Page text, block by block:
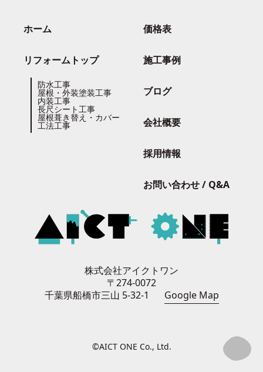
株式会社アイクトワン
〒274-0072
千葉県船橋市三山 5-32-1
Google Map
©AICT ONE Co., Ltd.
ホーム
リフォームトップ
防水工事
屋根・外装塗装工事
内装工事
長尺シート工事
屋根葺き替え・カバー
工法工事
価格表
施工事例
ブログ
会社概要
採用情報
お問い合わせ / Q&A